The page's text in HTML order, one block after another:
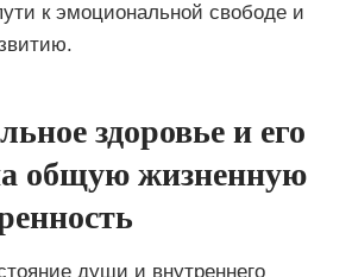
к эмоциональной свободе и
здоровье и его
общую жизненную
души и внутреннего